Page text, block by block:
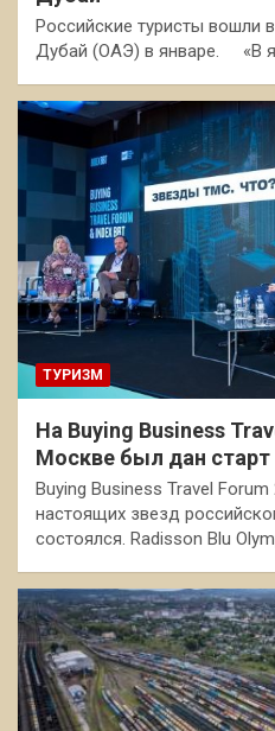
Российские туристы вошли
Дубай (ОАЭ) в январе. «В
ТУРИЗМ
На Buying Business
Москве был дан старт
Buying Business Travel
настоящих звезд
состоялся. Radisson Blu